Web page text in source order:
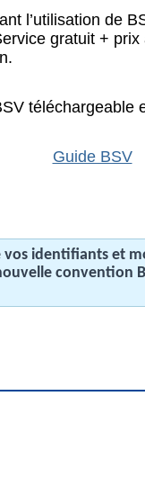
l’utilisation de
gratuit +
téléchargeable
Guide BSV
identifiants et
convention